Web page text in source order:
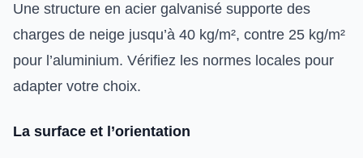
Une structure en acier galvanisé supporte des
charges de neige jusqu’à 40 kg/m², contre 25 kg/m²
pour l’aluminium. Vérifiez les normes locales pour
adapter votre choix.
La surface et l’orientation